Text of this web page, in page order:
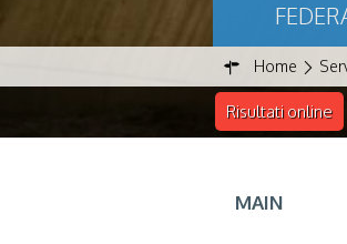
Home
Risultati online
MAIN